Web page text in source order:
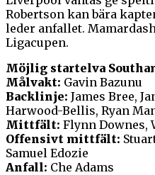
Robertson kan bära
leder anfallet.
Ligacupen.
Möjlig startelva
Målvakt: Gavin Bazunu
Backlinje: James Bree,
Harwood-Bellis, Ryan
Mittfält: Flynn Downes,
Offensivt mittfält:
Samuel Edozie
Anfall: Che Adams